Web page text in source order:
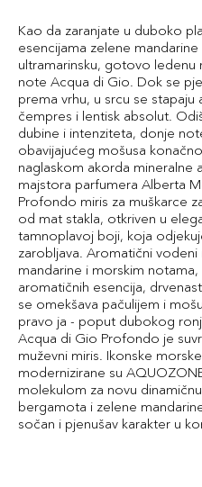
Kao da zaranjate u duboko
esencijama zelene
ultramarinsku, gotovo ledenu
note Acqua di Gio. Dok se
prema vrhu, u srcu se stapaju
čempres i lentisk absolut.
dubine i intenziteta, donje
obavijajućeg mošusa
naglaskom akorda mineralne
majstora parfumera Alberta
Profondo miris za muškarce
od mat stakla, otkriven u
tamnoplavoj boji, koja
zarobljava. Aromatični
mandarine i morskim notama,
aromatičnih esencija,
se omekšava pačulijem i
pravo ja - poput dubokog
Acqua di Gio Profondo je
muževni miris. Ikonske
modernizirane su
molekulom za novu
bergamota i zelene
sočan i pjenušav karakter u